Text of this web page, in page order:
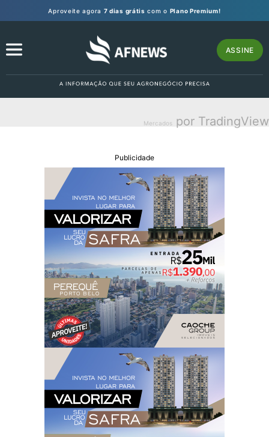
Aproveite agora 7 dias grátis com o Plano Premium!
ASSINE
Mercados por TradingView
Publicidade